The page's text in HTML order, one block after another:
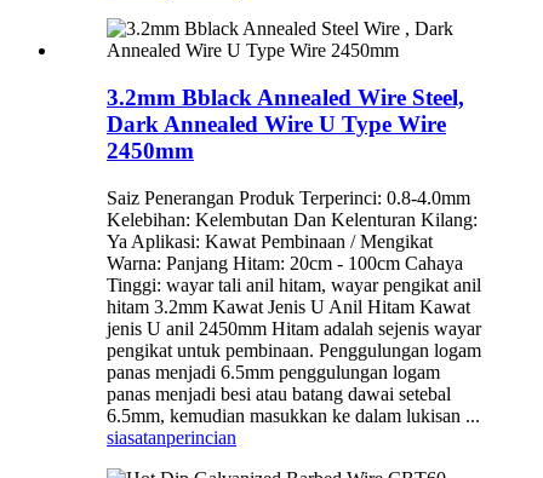
3.2mm Bblack Annealed Wire Steel,
Dark Annealed Wire U Type Wire
2450mm
Saiz Penerangan Produk Terperinci: 0.8-4.0mm
Kelebihan: Kelembutan Dan Kelenturan Kilang:
Ya Aplikasi: Kawat Pembinaan / Mengikat
Warna: Panjang Hitam: 20cm - 100cm Cahaya
Tinggi: wayar tali anil hitam, wayar pengikat anil
hitam 3.2mm Kawat Jenis U Anil Hitam Kawat
jenis U anil 2450mm Hitam adalah sejenis wayar
pengikat untuk pembinaan. Penggulungan logam
panas menjadi 6.5mm penggulungan logam
panas menjadi besi atau batang dawai setebal
6.5mm, kemudian masukkan ke dalam lukisan ...
siasatanperincian